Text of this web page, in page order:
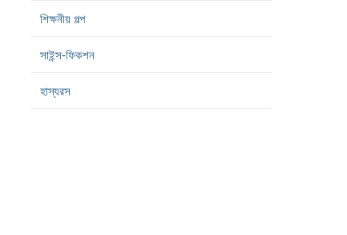
শিক্ষনীয় গল্প
সাইন্স-ফিকশন
হাস্যরস